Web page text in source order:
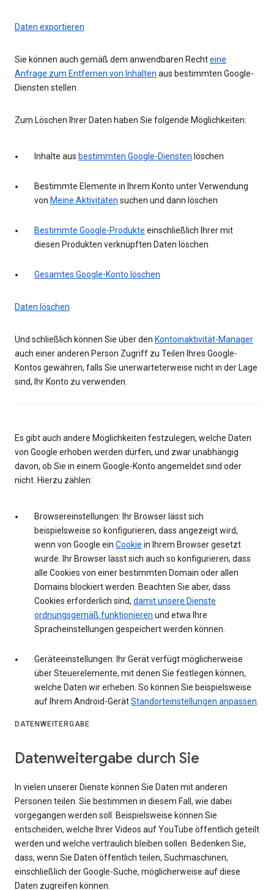
Daten exportieren
Sie können auch gemäß dem anwendbaren Rechteine
Anfrage zum Entfernen von Inhalten aus bestimmten Google-
Diensten stellen.
Zum Löschen Ihrer Daten haben Sie folgende Möglichkeiten:
Inhalte aus bestimmten Google-Diensten löschen
Bestimmte Elemente in Ihrem Konto unter Verwendung
von Meine Aktivitäten suchen und dann löschen
Bestimmte Google-Produkte einschließlich Ihrer mit
diesen Produkten verknüpften Daten löschen
Gesamtes Google-Konto löschen
Daten löschen
Und schließlich können Sie über den Kontoinaktivität-Manager
auch einer anderen Person Zugriff zu Teilen Ihres Google-
Kontos gewähren, falls Sie unerwarteterweise nicht in der Lage
sind, Ihr Konto zu verwenden.
Es gibt auch andere Möglichkeiten festzulegen, welche Daten
von Google erhoben werden dürfen, und zwar unabhängig
davon, ob Sie in einem Google-Konto angemeldet sind oder
nicht. Hierzu zählen:
Browsereinstellungen: Ihr Browser lässt sich
beispielsweise so konfigurieren, dass angezeigt wird,
wenn von Google ein Cookie in Ihrem Browser gesetzt
wurde. Ihr Browser lässt sich auch so konfigurieren, dass
alle Cookies von einer bestimmten Domain oder allen
Domains blockiert werden. Beachten Sie aber, dass
Cookies erforderlich sind, damit unsere Dienste
ordnungsgemäß funktionieren und etwa Ihre
Spracheinstellungen gespeichert werden können.
Geräteeinstellungen: Ihr Gerät verfügt möglicherweise
über Steuerelemente, mit denen Sie festlegen können,
welche Daten wir erheben. So können Sie beispielsweise
auf Ihrem Android-GerätStandorteinstellungen anpassen
DATENWEITERGABE
Datenweitergabe durch Sie
In vielen unserer Dienste können Sie Daten mit anderen
Personen teilen. Sie bestimmen in diesem Fall, wie dabei
vorgegangen werden soll. Beispielsweise können Sie
entscheiden, welche Ihrer Videos auf YouTube öffentlich geteilt
werden und welche vertraulich bleiben sollen. Bedenken Sie,
dass, wenn Sie Daten öffentlich teilen, Suchmaschinen,
einschließlich der Google-Suche, möglicherweise auf diese
Daten zugreifen können.